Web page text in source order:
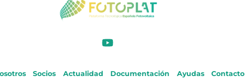
Socios Actualidad Documentación Ayudas Contacto